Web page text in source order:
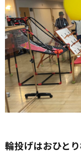
輪投げはおひと